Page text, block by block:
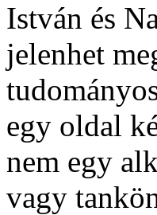
István és
jelenhet
egy oldal
nem egy
vagy